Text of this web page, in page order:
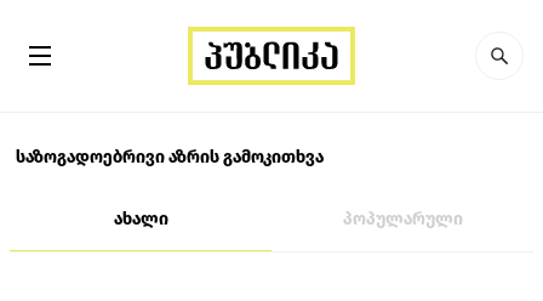
საზოგადოებრივი აზრის გამოკითხვა
ახალი პოპულარული